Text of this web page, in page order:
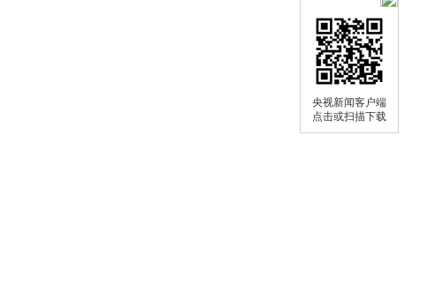
央视新闻客户端
点击或扫描下载